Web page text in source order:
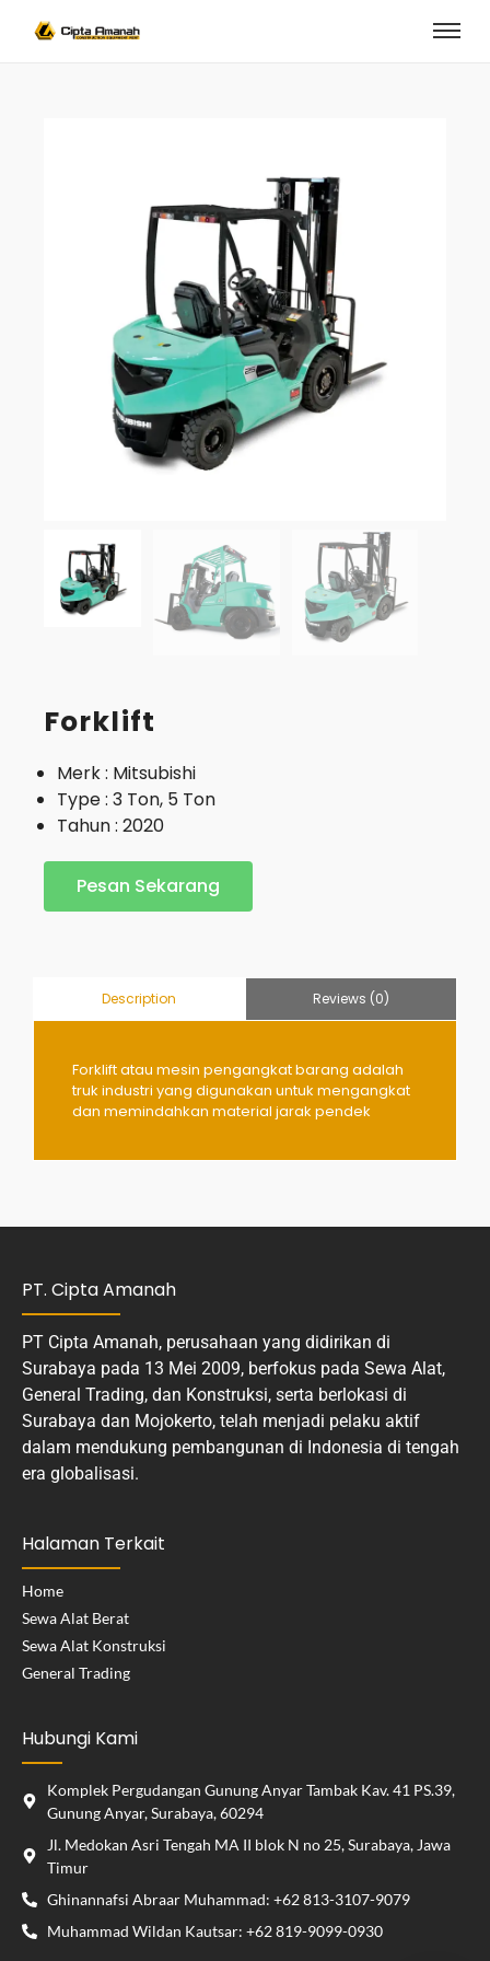
Forklift
Merk : Mitsubishi
Type : 3 Ton, 5 Ton
Tahun : 2020
Pesan Sekarang
Description Reviews (0)
Forklift atau mesin pengangkat barang adalah
truk industri yang digunakan untuk mengangkat
dan memindahkan material jarak pendek
PT. Cipta Amanah
PT Cipta Amanah, perusahaan yang didirikan di
Surabaya pada 13 Mei 2009, berfokus pada Sewa Alat,
General Trading, dan Konstruksi, serta berlokasi di
Surabaya dan Mojokerto, telah menjadi pelaku aktif
dalam mendukung pembangunan di Indonesia di tengah
era globalisasi.
Halaman Terkait
Home
Sewa Alat Berat
Sewa Alat Konstruksi
General Trading
Hubungi Kami
Komplek Pergudangan Gunung Anyar Tambak Kav. 41 PS.39,
Gunung Anyar, Surabaya, 60294
Jl. Medokan Asri Tengah MA II blok N no 25, Surabaya, Jawa
Timur
Ghinannafsi Abraar Muhammad: +62 813-3107-9079
Muhammad Wildan Kautsar: +62 819-9099-0930